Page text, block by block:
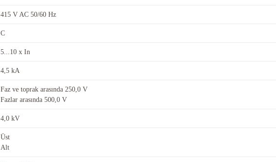
415 V AC 50/60 Hz
C
5...10 x In
4,5 kA
Faz ve toprak arasında 250,0 V
Fazlar arasında 500,0 V
4,0 kV
Üst
Alt